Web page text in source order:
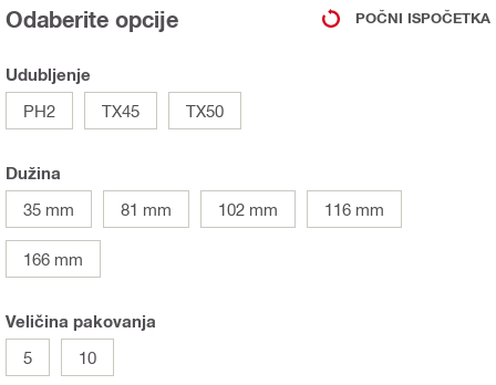
Odaberite opcije POČNI ISPOČETKA
Udubljenje
PH2
TX45 TX50
Dužina
35 mm
81 mm 102 mm 116 mm
166 mm
Veličina pakovanja
5
10